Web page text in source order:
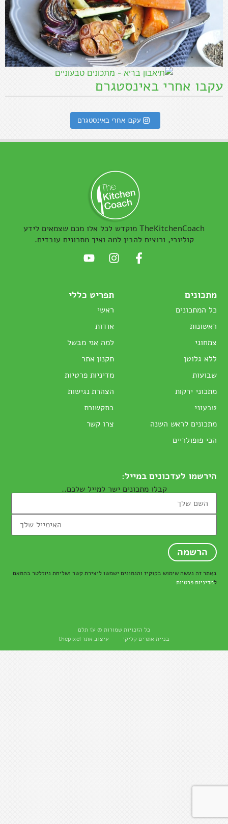
עקבו אחרי באינסטגרם
עקבו אחרי באינסטגרם
TheKitchenCoach מוקדש לכל אלו מכם שצמאים לידע
קולינרי, ורוצים להבין למה ואיך מתכונים עובדים.
מתכונים
כל המתכונים
ראשונות
צמחוני
ללא גלוטן
שבועות
מתכוני ירקות
טבעוני
מתכונים לראש השנה
הכי פופולריים
תפריט כללי
ראשי
אודות
למה אני מבשל
תקנון אתר
מדיניות פרטיות
הצהרת נגישות
בתקשורת
צרו קשר
הירשמו לעדכונים במייל:
קבלו מתכונים ישר למייל שלכם..
באתר זה נעשה שימוש בקוקיז והנתונים ישמשו ליצירת קשר ושליחת ניוזלטר בהתאם
למדיניות פרטיות
כל הזכויות שמורות © עֹז תלם
בניית אתרים קליקי עיצוב אתר thepixel